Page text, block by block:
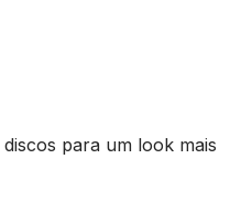
para um look mais